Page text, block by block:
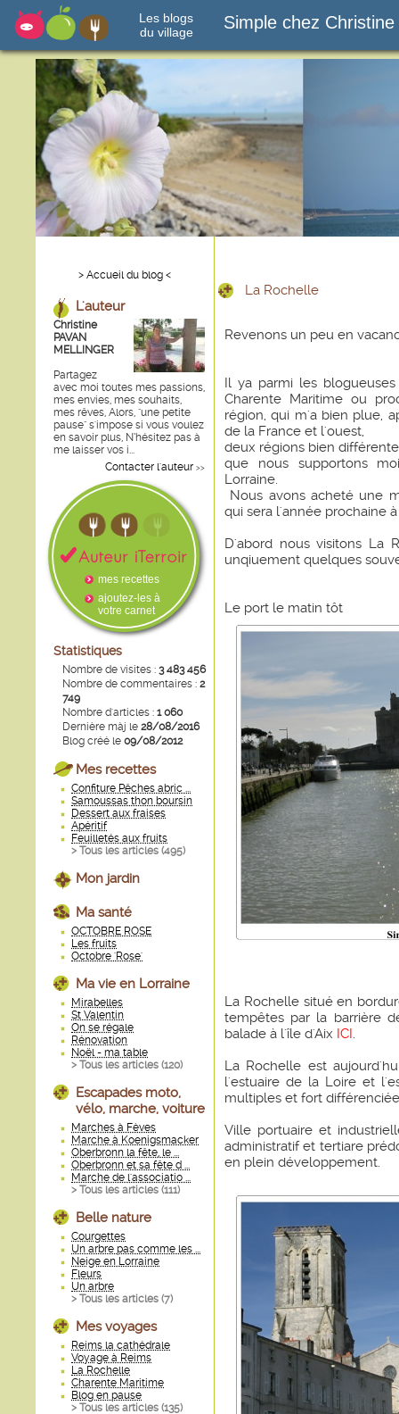
Les blogs
du village
Simple chez Christine
> Accueil du blog <
L'auteur
Christine
PAVAN
MELLINGER
Partagez
avec moi toutes mes passions,
mes envies, mes souhaits,
mes rêves, Alors, "une petite
pause" s'impose si vous voulez
en savoir plus, N’hésitez pas à
me laisser vos i...
Contacter l'auteur >>
mes recettes
ajoutez-les à
votre carnet
Statistiques
Nombre de visites : 3 483 456
Nombre de commentaires : 2
749
Nombre d'articles : 1 060
Dernière màj le 28/08/2016
Blog créé le 09/08/2012
Mes recettes
Confiture Pêches abric ...
Samoussas thon boursin
Dessert aux fraises
Apéritif
Feuilletés aux fruits
> Tous les articles (495)
Mon jardin
Ma santé
OCTOBRE ROSE
Les fruits
Octobre 'Rose'
Ma vie en Lorraine
Mirabelles
St Valentin
On se régale
Rénovation
Noël - ma table
> Tous les articles (120)
Escapades moto,
vélo, marche, voiture
Marches à Fèves
Marche à Koenigsmacker
Oberbronn la fête, le ...
Oberbronn et sa fête d ...
Marche de l'associatio ...
> Tous les articles (111)
Belle nature
Courgettes
Un arbre pas comme les ...
Neige en Lorraine
Fleurs
Un arbre
> Tous les articles (7)
Mes voyages
Reims la cathédrale
Voyage à Reims
La Rochelle
Charente Maritime
Blog en pause
> Tous les articles (135)
La Rochelle
Revenons un peu en
Il ya parmi les
Charente Maritime ou
région, qui m'a bien plue,
de la France et l'ouest,
deux régions bien
que nous supportons
Lorraine.
Nous avons acheté une
qui sera l'année prochaine
D'abord nous visitons La
unqiuement quelques
Le port le matin tôt
La Rochelle situé en
tempêtes par la barrière
balade à l'île d'Aix ICI.
La Rochelle est
l'estuaire de la Loire et
multiples et fort
Ville portuaire et
administratif et tertiare
en plein développement.